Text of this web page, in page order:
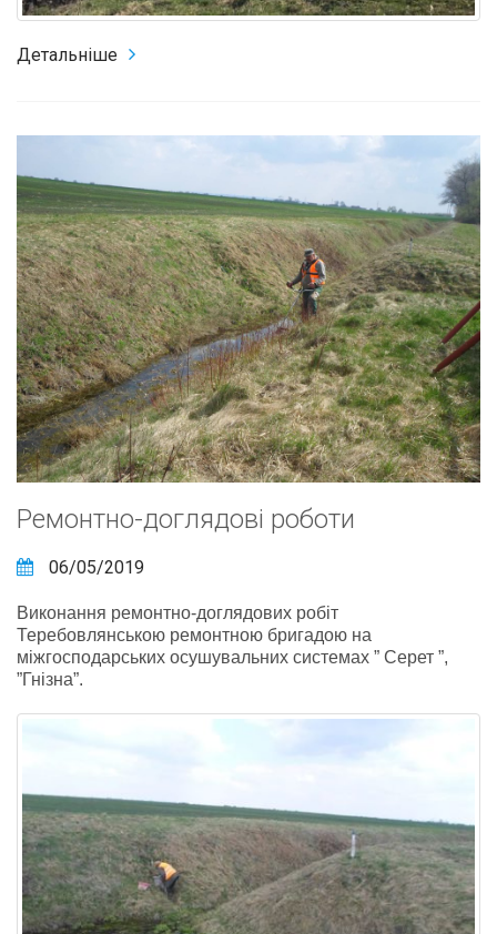
Детальніше
Ремонтно-доглядові роботи
06/05/2019
Виконання ремонтно-доглядових робіт
Теребовлянською ремонтною бригадою на
міжгосподарських осушувальних системах ” Серет ”,
”Гнізна”.